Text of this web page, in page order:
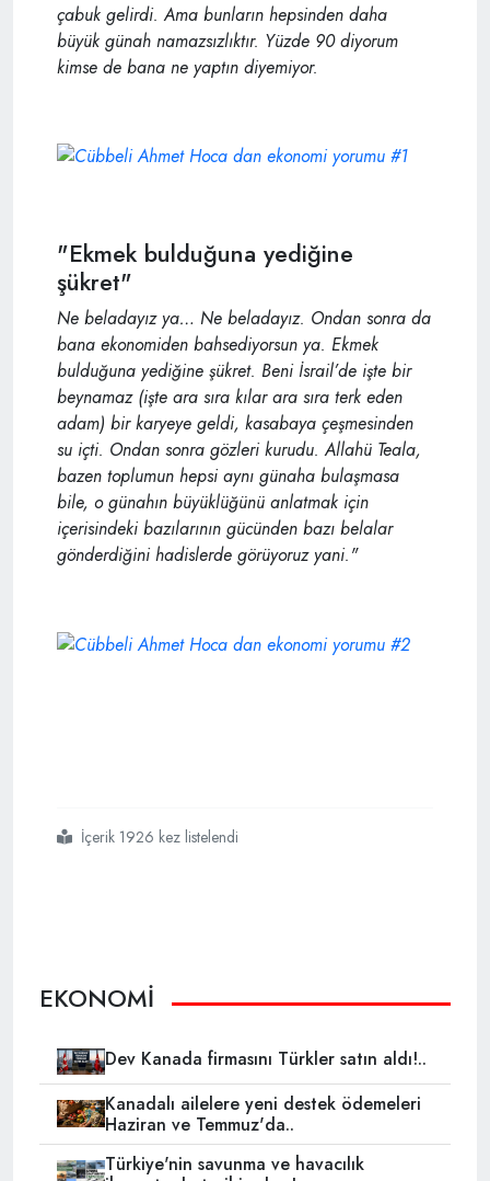
çabuk gelirdi. Ama bunların hepsinden daha
büyük günah namazsızlıktır. Yüzde 90 diyorum
kimse de bana ne yaptın diyemiyor.
"Ekmek bulduğuna yediğine
şükret"
Ne beladayız ya… Ne beladayız. Ondan sonra da
bana ekonomiden bahsediyorsun ya. Ekmek
bulduğuna yediğine şükret. Beni İsrail’de işte bir
beynamaz (işte ara sıra kılar ara sıra terk eden
adam) bir karyeye geldi, kasabaya çeşmesinden
su içti. Ondan sonra gözleri kurudu. Allahü Teala,
bazen toplumun hepsi aynı günaha bulaşmasa
bile, o günahın büyüklüğünü anlatmak için
içerisindeki bazılarının gücünden bazı belalar
gönderdiğini hadislerde görüyoruz yani."
#cübbeli
#ahmet
#hocadan
#ekonomi
#yorumuİçerik 1926 kez listelendi
EKONOMİ
Dev Kanada firmasını Türkler satın aldı!..
Kanadalı ailelere yeni destek ödemeleri
Haziran ve Temmuz'da..
Türkiye'nin savunma ve havacılık